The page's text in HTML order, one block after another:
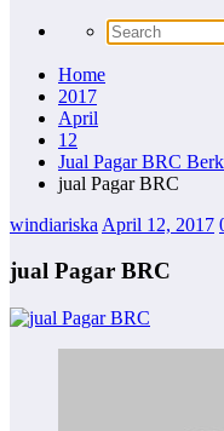
Home
2017
April
12
Jual Pagar BRC
jual Pagar BRC
windiariska April 12, 2017
jual Pagar BRC